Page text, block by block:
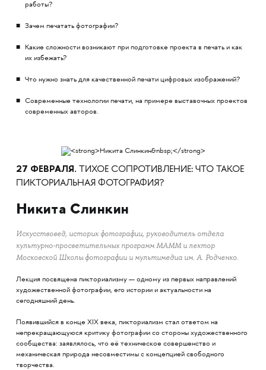
работы?
Зачем печатать фотографии?
Какие сложности возникают при подготовке проекта в печать и как
их избежать?
Что нужно знать для качественной печати цифровых изображений?
Современные технологии печати, на примере выставочных проектов
современных авторов.
27 ФЕВРАЛЯ. ТИХОЕ СОПРОТИВЛЕНИЕ: ЧТО ТАКОЕ
ПИКТОРИАЛЬНАЯ ФОТОГРАФИЯ?
Никита Слинкин
Искусствовед, историк фотографии, руководитель отдела
культурно-просветительных программ МАММ и лектор
Московской Школы фотографии и мультимедиа им. А. Родченко.
Лекция посвящена пикториализму — одному из первых направлений
художественной фотографии, его истории и актуальности на
сегодняшний день.
Появившийся в конце XIX века, пикториализм стал ответом на
непрекращающуюся критику фотографии со стороны художественного
сообщества: заявлялось, что её техническое совершенство и
механическая природа несовместимы с концепцией свободного
творчества.